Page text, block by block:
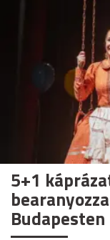
5+1
Budapesten